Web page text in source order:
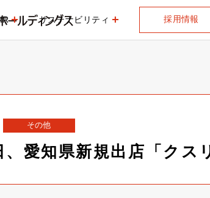
IR サステナビリティ 採用情報
その他
、愛知県新規出店「クス